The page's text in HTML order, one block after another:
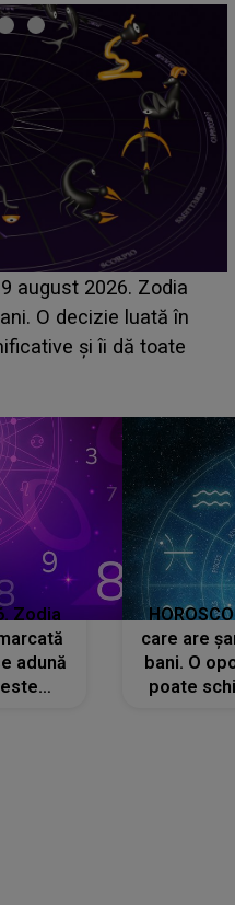
ASCUNS până
din Casa Iubirii
despre mama
nu te iubesc pentru
Zodia
adună
care are
bani. O
poate